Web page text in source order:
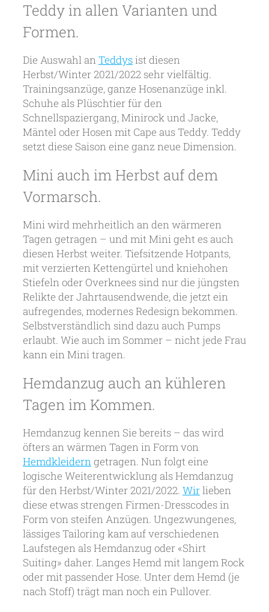
Teddy in allen Varianten und
Formen.
Die Auswahl anTeddysist diesen
Herbst/Winter 2021/2022 sehr vielfältig.
Trainingsanzüge, ganze Hosenanzüge inkl.
Schuhe als Plüschtier für den
Schnellspaziergang, Minirock und Jacke,
Mäntel oder Hosen mit Cape aus Teddy. Teddy
setzt diese Saison eine ganz neue Dimension.
Mini auch im Herbst auf dem
Vormarsch.
Mini wird mehrheitlich an den wärmeren
Tagen getragen – und mit Mini geht es auch
diesen Herbst weiter. Tiefsitzende Hotpants,
mit verzierten Kettengürtel und kniehohen
Stiefeln oder Overknees sind nur die jüngsten
Relikte der Jahrtausendwende, die jetzt ein
aufregendes, modernes Redesign bekommen.
Selbstverständlich sind dazu auch Pumps
erlaubt. Wie auch im Sommer – nicht jede Frau
kann ein Mini tragen.
Hemdanzug auch an kühleren
Tagen im Kommen.
Hemdanzug kennen Sie bereits – das wird
öfters an wärmen Tagen in Form von
Hemdkleiderngetragen. Nun folgt eine
logische Weiterentwicklung als Hemdanzug
für den Herbst/Winter 2021/2022. Wirlieben
diese etwas strengen Firmen-Dresscodes in
Form von steifen Anzügen. Ungezwungenes,
lässiges Tailoring kam auf verschiedenen
Laufstegen als Hemdanzug oder «Shirt
Suiting» daher. Langes Hemd mit langem Rock
oder mit passender Hose. Unter dem Hemd (je
nach Stoff) trägt man noch ein Pullover.